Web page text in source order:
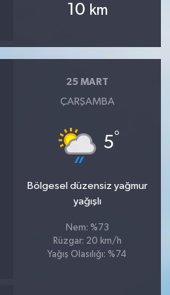
10 km
25 MART
ÇARŞAMBA
5°
Bölgesel düzensiz yağmur
yağışlı
Nem: %73
Rüzgar: 20 km/h
Yağış Olasılığı: %74